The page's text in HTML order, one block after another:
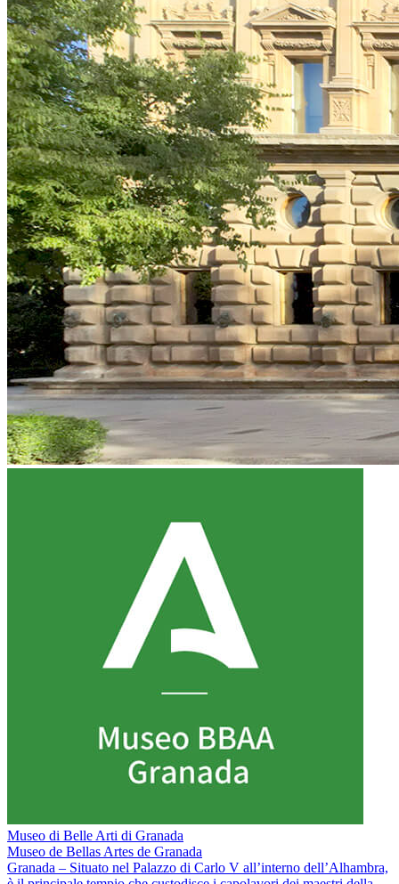
Museo di Belle Arti di Granada
Museo de Bellas Artes de Granada
Granada – Situato nel Palazzo di Carlo V all’interno dell’Alhambra,